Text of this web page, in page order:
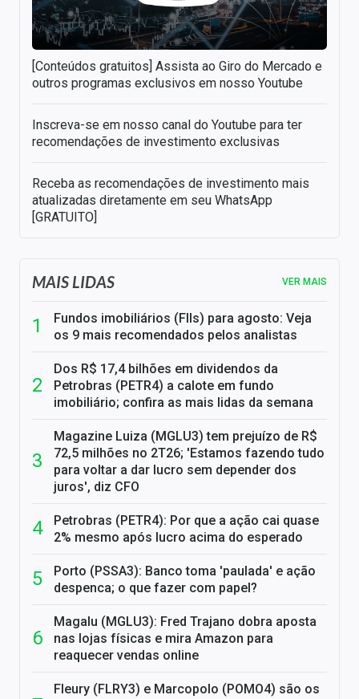
[Conteúdos gratuitos] Assista ao Giro do Mercado e
outros programas exclusivos em nosso Youtube
Inscreva-se em nosso canal do Youtube para ter
recomendações de investimento exclusivas
Receba as recomendações de investimento mais
atualizadas diretamente em seu WhatsApp
[GRATUITO]
MAIS LIDAS VER MAIS
Fundos imobiliários (FIIs) para agosto: Veja
os 9 mais recomendados pelos analistas
Dos R$ 17,4 bilhões em dividendos da
Petrobras (PETR4) a calote em fundo
imobiliário; confira as mais lidas da semana
Magazine Luiza (MGLU3) tem prejuízo de R$
72,5 milhões no 2T26; 'Estamos fazendo tudo
para voltar a dar lucro sem depender dos
juros', diz CFO
Petrobras (PETR4): Por que a ação cai quase
2% mesmo após lucro acima do esperado
Porto (PSSA3): Banco toma 'paulada' e ação
despenca; o que fazer com papel?
Magalu (MGLU3): Fred Trajano dobra aposta
nas lojas físicas e mira Amazon para
reaquecer vendas online
Fleury (FLRY3) e Marcopolo (POMO4) são os